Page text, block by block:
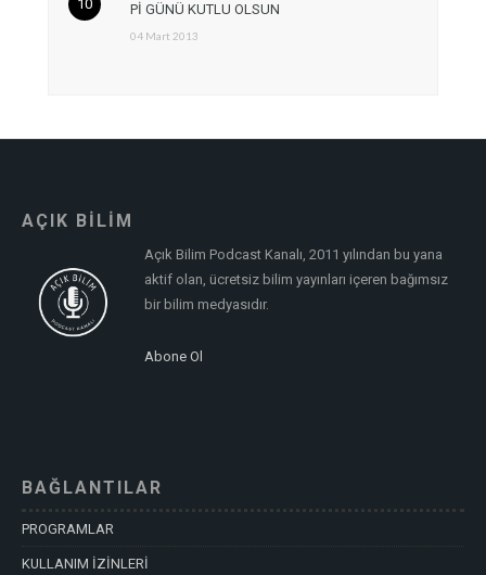
Pİ GÜNÜ KUTLU OLSUN
04 Mart 2013
AÇIK BİLİM
Açık Bilim Podcast Kanalı, 2011 yılından bu yana
aktif olan, ücretsiz bilim yayınları içeren bağımsız
bir bilim medyasıdır.
Abone Ol
BAĞLANTILAR
PROGRAMLAR
KULLANIM İZİNLERİ